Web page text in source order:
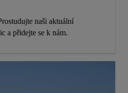
naši aktuální
a přidejte se k nám.